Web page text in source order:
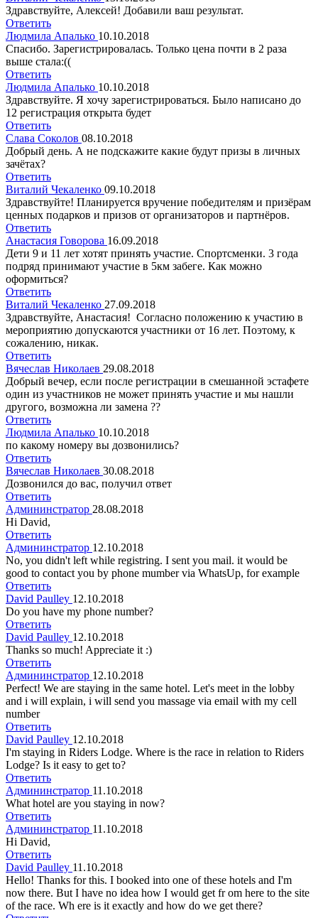
Здравствуйте, Алексей! Добавили ваш результат.
Ответить
Людмила Апалько 10.10.2018
Спасибо. Зарегистрировалась. Только цена почти в 2 раза
выше стала:((
Ответить
Людмила Апалько 10.10.2018
Здравствуйте. Я хочу зарегистрироваться. Было написано до
12 регистрация открыта будет
Ответить
Слава Соколов 08.10.2018
Добрый день. А не подскажите какие будут призы в личных
зачётах?
Ответить
Виталий Чекаленко 09.10.2018
Здравствуйте! Планируется вручение победителям и призёрам
ценных подарков и призов от организаторов и партнёров.
Ответить
Анастасия Говорова 16.09.2018
Дети 9 и 11 лет хотят принять участие. Спортсменки. 3 года
подряд принимают участие в 5км забеге. Как можно
оформиться?
Ответить
Виталий Чекаленко 27.09.2018
Здравствуйте, Анастасия! Согласно положению к участию в
мероприятию допускаются участники от 16 лет. Поэтому, к
сожалению, никак.
Ответить
Вячеслав Николаев 29.08.2018
Добрый вечер, если после регистрации в смешанной эстафете
один из участников не может принять участие и мы нашли
другого, возможна ли замена ??
Ответить
Людмила Апалько 10.10.2018
по какому номеру вы дозвонились?
Ответить
Вячеслав Николаев 30.08.2018
Дозвонился до вас, получил ответ
Ответить
Админинстратор 28.08.2018
Hi David,
Ответить
Админинстратор 12.10.2018
No, you didn't left while registring. I sent you mail. it would be
good to contact you by phone mumber via WhatsUp, for example
Ответить
David Paulley 12.10.2018
Do you have my phone number?
Ответить
David Paulley 12.10.2018
Thanks so much! Appreciate it :)
Ответить
Админинстратор 12.10.2018
Perfect! We are staying in the same hotel. Let's meet in the lobby
and i will explain, i will send you massage via email with my cell
number
Ответить
David Paulley 12.10.2018
I'm staying in Riders Lodge. Where is the race in relation to Riders
Lodge? Is it easy to get to?
Ответить
Админинстратор 11.10.2018
What hotel are you staying in now?
Ответить
Админинстратор 11.10.2018
Hi David,
Ответить
David Paulley 11.10.2018
Hello! Thanks for this. I booked into one of these hotels and I'm
now there. But I have no idea how I would get fr om here to the site
of the race. Wh ere is it exactly and how do we get there?